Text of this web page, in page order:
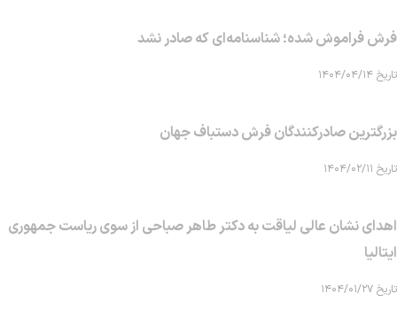
فرش فراموش شده؛ شناسنامه‌ای که صادر نشد
تاریخ ۱۴۰۴/۰۴/۱۴
بزرگترین صادرکنندگان فرش دستباف جهان
تاریخ ۱۴۰۴/۰۲/۱۱
اهدای نشان عالی لیاقت به دکتر طاهر صباحی از سوی ریاست جمهوری
ایتالیا
تاریخ ۱۴۰۴/۰۱/۲۷